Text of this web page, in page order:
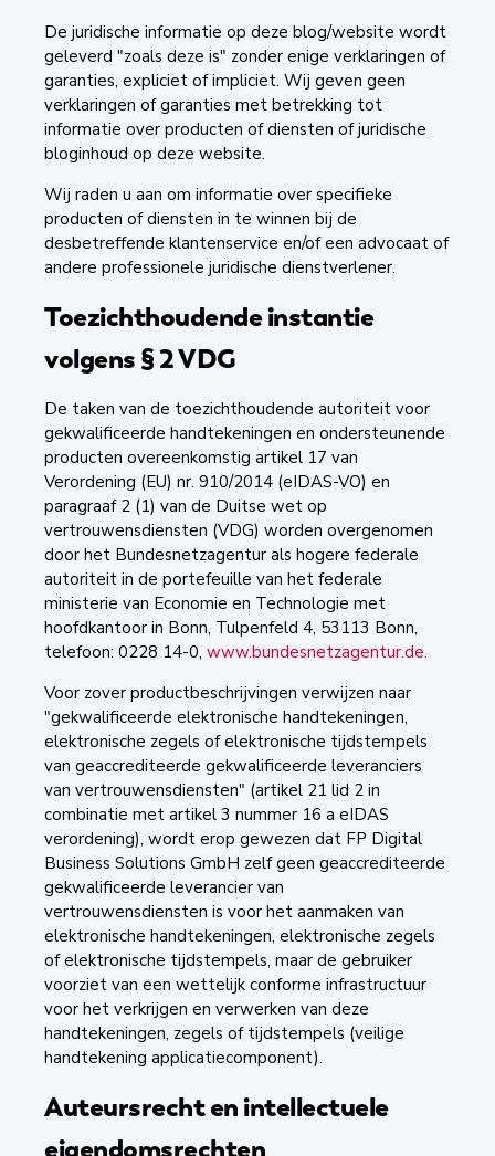
De juridische informatie op deze blog/website wordt
geleverd "zoals deze is" zonder enige verklaringen of
garanties, expliciet of impliciet. Wij geven geen
verklaringen of garanties met betrekking tot
informatie over producten of diensten of juridische
bloginhoud op deze website.
Wij raden u aan om informatie over specifieke
producten of diensten in te winnen bij de
desbetreffende klantenservice en/of een advocaat of
andere professionele juridische dienstverlener.
Toezichthoudende instantie
volgens § 2 VDG
De taken van de toezichthoudende autoriteit voor
gekwalificeerde handtekeningen en ondersteunende
producten overeenkomstig artikel 17 van
Verordening (EU) nr. 910/2014 (eIDAS-VO) en
paragraaf 2 (1) van de Duitse wet op
vertrouwensdiensten (VDG) worden overgenomen
door het Bundesnetzagentur als hogere federale
autoriteit in de portefeuille van het federale
ministerie van Economie en Technologie met
hoofdkantoor in Bonn, Tulpenfeld 4, 53113 Bonn,
telefoon: 0228 14-0, www.bundesnetzagentur.de.
Voor zover productbeschrijvingen verwijzen naar
"gekwalificeerde elektronische handtekeningen,
elektronische zegels of elektronische tijdstempels
van geaccrediteerde gekwalificeerde leveranciers
van vertrouwensdiensten" (artikel 21 lid 2 in
combinatie met artikel 3 nummer 16 a eIDAS
verordening), wordt erop gewezen dat FP Digital
Business Solutions GmbH zelf geen geaccrediteerde
gekwalificeerde leverancier van
vertrouwensdiensten is voor het aanmaken van
elektronische handtekeningen, elektronische zegels
of elektronische tijdstempels, maar de gebruiker
voorziet van een wettelijk conforme infrastructuur
voor het verkrijgen en verwerken van deze
handtekeningen, zegels of tijdstempels (veilige
handtekening applicatiecomponent).
Auteursrecht en intellectuele
eigendomsrechten